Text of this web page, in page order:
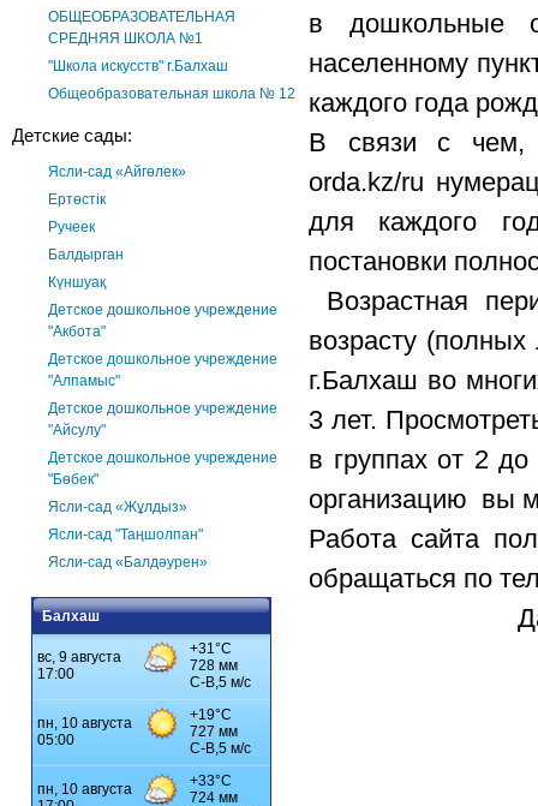
ОБЩЕОБРАЗОВАТЕЛЬНАЯ
СРЕДНЯЯ ШКОЛА №1
"Школа искусств" г.Балхаш
Общеобразовательная школа № 12
Детские сады:
Ясли-сад «Айгөлек»
Ертөстік
Ручеек
Балдырган
Күншуақ
Детское дошкольное учреждение
"Акбота"
Детское дошкольное учреждение
"Алпамыс"
Детское дошкольное учреждение
"Айсулу"
Детское дошкольное учреждение
"Бөбек"
Ясли-сад «Жұлдыз»
Ясли-сад "Таңшолпан"
Ясли-сад «Балдәурен»
Балхаш
в дошкольные
населенному
каждого года
В связи с чем,
orda.kz/ru
для каждого
постановки
Возрастная
возрасту
г.Балхаш во
3 лет.
в группах от 2
организацию вы
Работа сайта
обращаться по